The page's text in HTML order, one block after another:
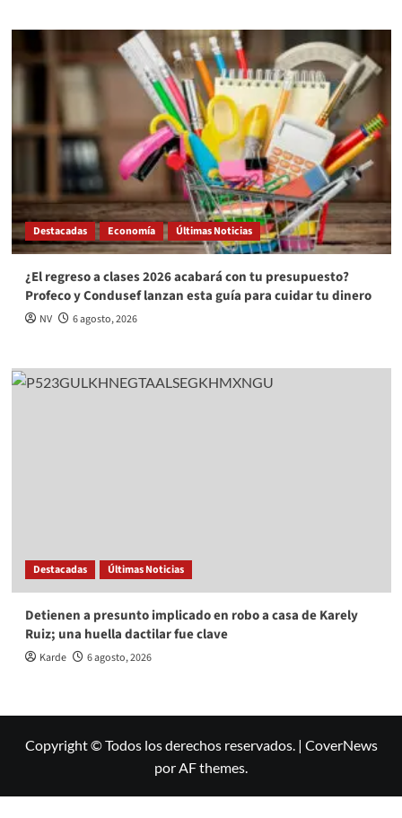
Destacadas Economía Últimas Noticias
¿El regreso a clases 2026 acabará con tu presupuesto?
Profeco y Condusef lanzan esta guía para cuidar tu dinero
NV 6 agosto, 2026
Destacadas Últimas Noticias
Detienen a presunto implicado en robo a casa de Karely
Ruiz; una huella dactilar fue clave
Karde 6 agosto, 2026
Copyright © Todos los derechos reservados. | CoverNews
por AF themes.